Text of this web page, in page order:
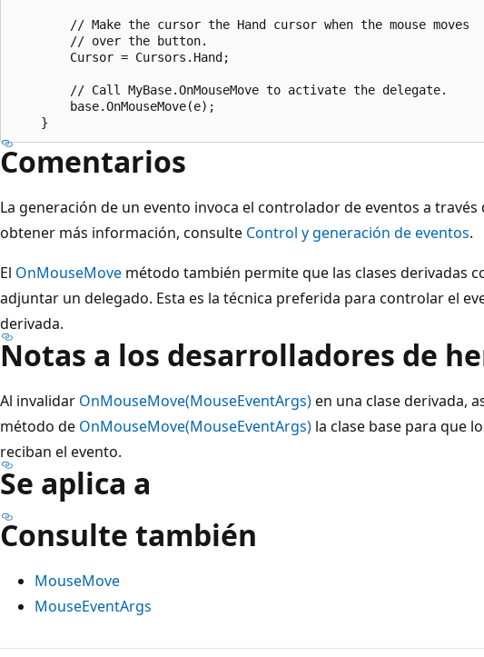
        // Make the cursor the Hand cursor when the mouse moves
        // over the button.
        Cursor = Cursors.Hand;
        // Call MyBase.OnMouseMove to activate the delegate.
        base.OnMouseMove(e);
Comentarios
La generación de un evento invoca el controlador de eventos a través
obtener más información, consulte Control y generación de eventos.
El OnMouseMove método también permite que las clases derivadas
adjuntar un delegado. Esta es la técnica preferida para controlar el
derivada.
Notas a los desarrolladores de
Al invalidar OnMouseMove(MouseEventArgs)en una clase derivada,
método de OnMouseMove(MouseEventArgs) la clase base para que
reciban el evento.
Se aplica a
Consulte también
MouseMove
MouseEventArgs